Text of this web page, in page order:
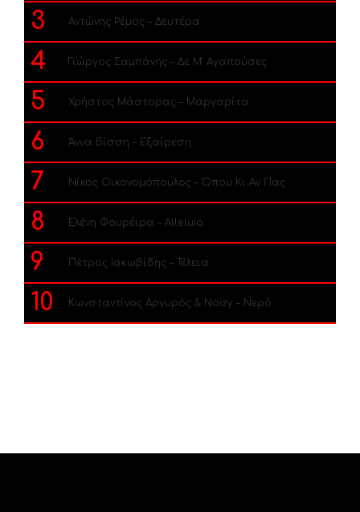
3 Αντώνης Ρέμος – Δευτέρα
4 Γιώργος Σαμπάνης – Δε Μ’ Αγαπούσες
5 Χρήστος Μάστορας – Μαργαρίτα
6 Άννα Βίσση – Εξαίρεση
7 Νίκος Οικονομόπουλος – Όπου Κι Αν Πας
8 Ελένη Φουρέιρα – Alleluia
9 Πέτρος Ιακωβίδης – Τέλεια
10 Κωνσταντίνος Αργυρός & Noizy – Νερό